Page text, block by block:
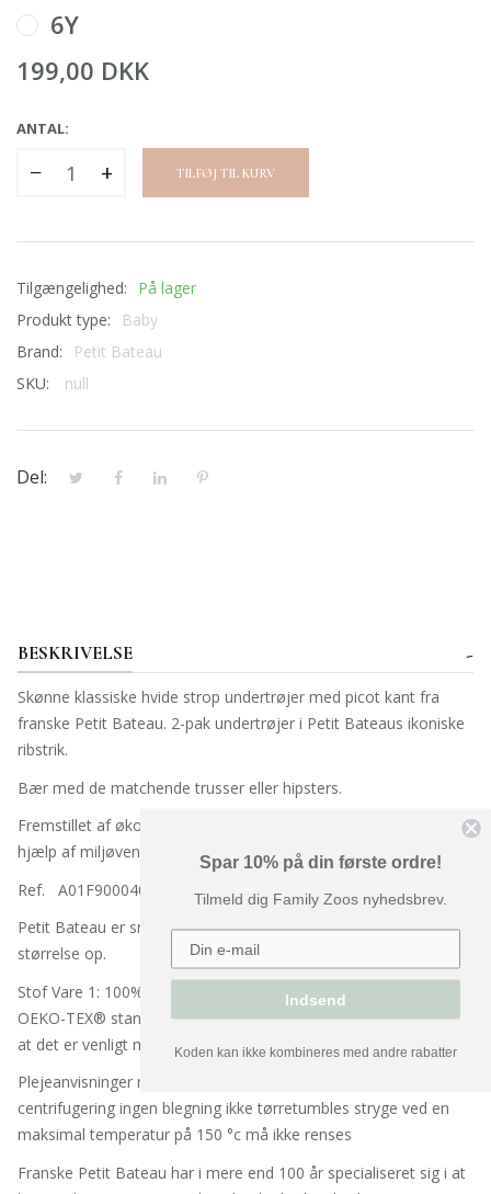
6Y
199,00 DKK
ANTAL:
− + TILFØJ TIL KURV
Tilgængelighed:
På lager
Produkt type:
Baby
Brand:
Petit Bateau
SKU:
null
Del:
BESKRIVELSE
Skønne klassiske hvide strop undertrøjer med picot kant fra
franske Petit Bateau. 2-pak undertrøjer i Petit Bateaus ikoniske
ribstrik.
Bær med de matchende trusser eller hipsters.
Fremstillet af økologisk bomuld, der er garanteret dyrket ved
hjælp af miljøvenlige teknikker og fri for GMO'er.
Ref.
A01F900040
Petit Bateau er småt i størrelsen og vi anbefaler, at man går en
størrelse op.
Stof Vare 1: 100% Bomuld Produkt certificeret til at opfylde
OEKO-TEX® standard 100, CQ 746/3, IFTH, hvilket garanterer,
at det er venligt mod huden
Plejeanvisninger maksimal temperatur 60 °c • normal
centrifugering ingen blegning ikke tørretumbles stryge ved en
maksimal temperatur på 150 °c må ikke renses
Franske Petit Bateau har i mere end 100 år specialiseret sig i at
Spar 10% på din første ordre!
Tilmeld dig Family Zoos nyhedsbrev.
Indsend
Koden kan ikke kombineres med andre rabatter